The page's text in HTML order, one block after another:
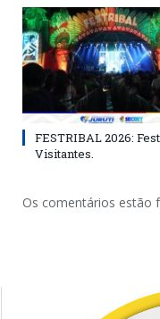
FESTRIBAL 2026:
Visitantes.
Os comentários estão